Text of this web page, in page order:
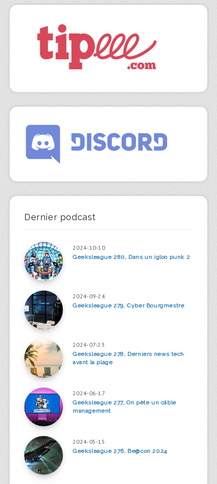
Dernier podcast
2024-10-10
Geeksleague 280, Dans un igloo punk 2
2024-09-24
Geeksleague 279, Cyber Bourgmestre
2024-07-23
Geeksleague 278, Derniers news tech
avant la plage
2024-06-17
Geeksleague 277, On pète un câble
management
2024-05-15
Geeksleague 276, Be@con 2024